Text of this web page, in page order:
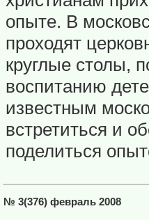
опыте. В
проходят
круглые столы,
воспитанию
известным
встретиться и
поделиться
№ 3(376) февраль 2008